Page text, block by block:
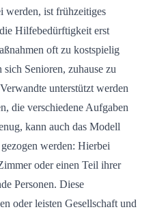
werden, ist frühzeitiges
Hilfebedürftigkeit erst
oft zu kostspielig
Senioren, zuhause zu
unterstützt werden
die verschiedene Aufgaben
kann auch das Modell
werden: Hierbei
oder einen Teil ihrer
Personen. Diese
oder leisten Gesellschaft und